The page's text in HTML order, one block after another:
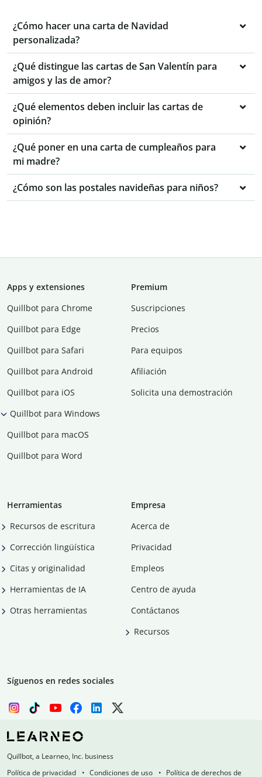
¿Cómo hacer una carta de Navidad
personalizada?
¿Qué distingue las cartas de San Valentín para
amigos y las de amor?
¿Qué elementos deben incluir las cartas de
opinión?
¿Qué poner en una carta de cumpleaños para
mi madre?
¿Cómo son las postales navideñas para niños?
Apps y extensiones
Quillbot para Chrome
Quillbot para Edge
Quillbot para Safari
Quillbot para Android
Quillbot para iOS
Quillbot para Windows
Quillbot para macOS
Quillbot para Word
Premium
Suscripciones
Precios
Para equipos
Afiliación
Solicita una demostración
Herramientas
Recursos de escritura
Corrección lingüística
Citas y originalidad
Herramientas de IA
Otras herramientas
Empresa
Acerca de
Privacidad
Empleos
Centro de ayuda
Contáctanos
Recursos
Síguenos en redes sociales
Quillbot, a Learneo, Inc. business
Política de privacidad
Condiciones de uso Política de derechos de